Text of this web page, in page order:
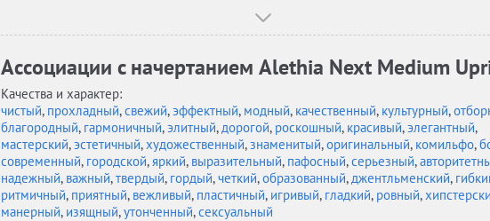
Ассоциации c начертанием Alethia Next Medium
Качества и характер:
чистый, прохладный,свежий,эффектный, модный, качественный, культурный,
благородный, гармоничный,элитный,дорогой, роскошный, красивый,элегантный,
мастерский,эстетичный,художественный,знаменитый,оригинальный, комильфо,
современный, городской,яркий, выразительный, пафосный,серьезный,
надежный, важный,твердый, гордый,четкий,образованный,джентльменский,
ритмичный, приятный, вежливый, пластичный, игривый, гладкий, ровный,
манерный, изящный,утонченный,сексуальный